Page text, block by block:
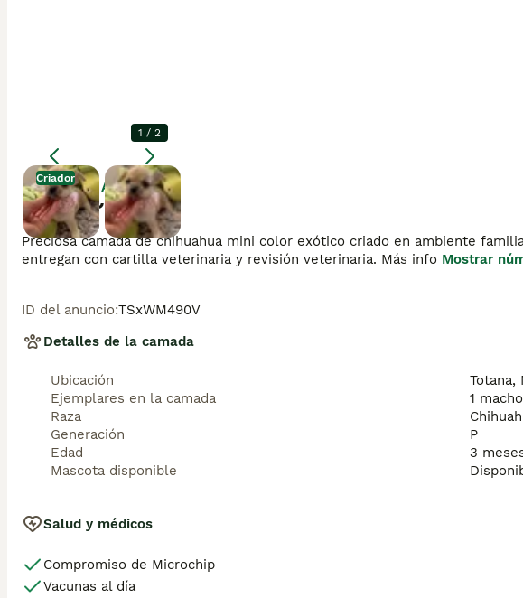
Criador
Agrandar
1 / 2
Descripción
Preciosa camada de chihuahua mini color exótico criado en ambiente
entregan con cartilla veterinaria y revisión veterinaria. Más info Mostrar
ID del anuncio:TSxWM490V
Detalles de la camada
Ubicación
Totana,
Ejemplares en la camada
1
Raza
Generación
P
Edad
3
Mascota disponible
Salud y médicos
Compromiso de Microchip
Vacunas al día